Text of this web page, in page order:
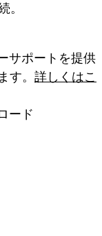
。
サポートを提供
す。 詳しくはこ
ード